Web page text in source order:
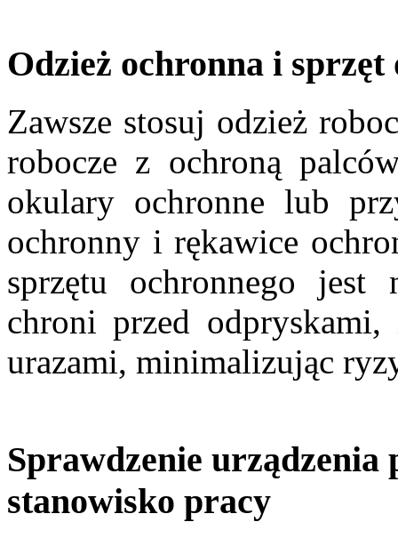
Odzież ochronna i
Zawsze stosuj odzież
robocze z ochroną
okulary ochronne lub
ochronny i rękawice
sprzętu ochronnego jest
chroni przed
urazami, minimalizując
Sprawdzenie urządzenia
stanowisko pracy